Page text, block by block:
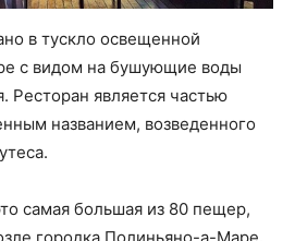
в тускло освещенной
с видом на бушующие воды
Ресторан является частью
названием, возведенного
самая большая из 80 пещер,